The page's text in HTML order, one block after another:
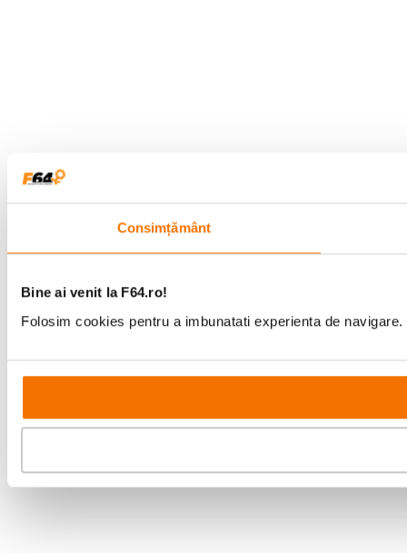
Consimțământ
Bine ai venit la F64.ro!
Folosim cookies pentru a imbunatati experienta de